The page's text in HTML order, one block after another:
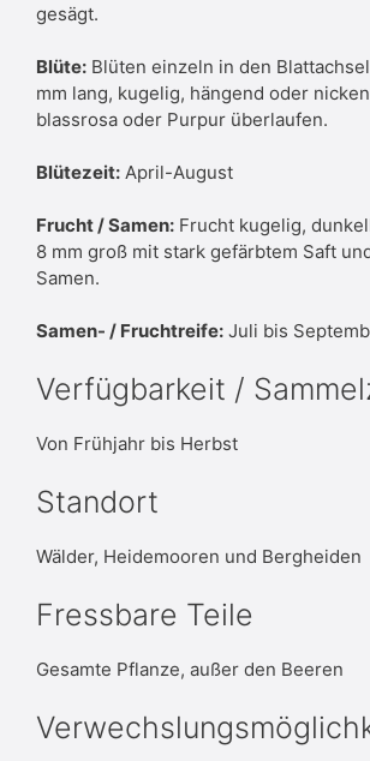
gesägt.
Blüte: Blüten einzeln in den
mm lang, kugelig, hängend oder
blassrosa oder Purpur überlaufen.
Blütezeit: April-August
Frucht / Samen: Frucht kugelig,
8 mm groß mit stark gefärbtem Saft
Samen.
Samen- / Fruchtreife: Juli bis
Verfügbarkeit /
Von Frühjahr bis Herbst
Standort
Wälder, Heidemooren und Bergheiden
Fressbare Teile
Gesamte Pflanze, außer den Beeren